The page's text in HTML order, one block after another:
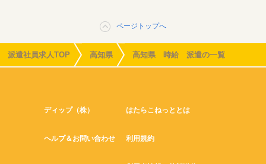
ページトップへ
派遣社員求人TOP 高知県 高知県 時給 派遣の一覧
ディップ（株） はたらこねっととは
ヘルプ＆お問い合わせ 利用規約